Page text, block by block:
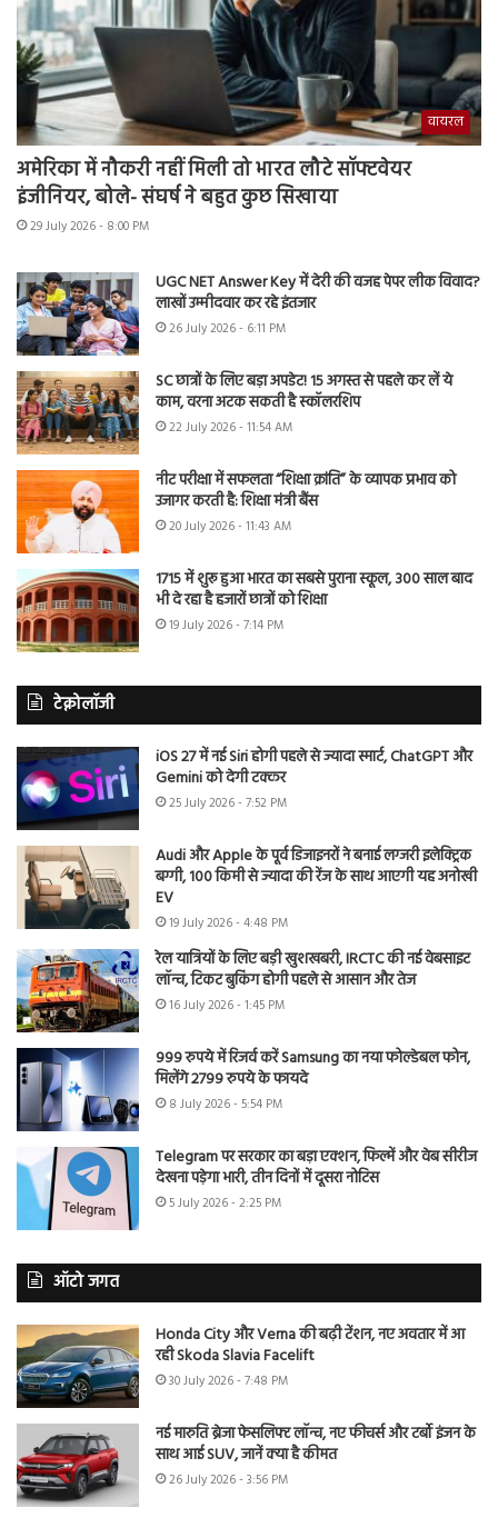
वायरल
अमेरिका में नौकरी नहीं मिली तो भारत लौटे सॉफ्टवेयर
इंजीनियर, बोले- संघर्ष ने बहुत कुछ सिखाया
29 July 2026 - 8:00 PM
UGC NET Answer Key में देरी की वजह पेपर लीक विवाद?
लाखों उम्मीदवार कर रहे इंतजार
26 July 2026 - 6:11 PM
SC छात्रों के लिए बड़ा अपडेट! 15 अगस्त से पहले कर लें ये
काम, वरना अटक सकती है स्कॉलरशिप
22 July 2026 - 11:54 AM
नीट परीक्षा में सफलता “शिक्षा क्रांति” के व्यापक प्रभाव को
उजागर करती है: शिक्षा मंत्री बैंस
20 July 2026 - 11:43 AM
1715 में शुरू हुआ भारत का सबसे पुराना स्कूल, 300 साल बाद
भी दे रहा है हजारों छात्रों को शिक्षा
19 July 2026 - 7:14 PM
टेक्नोलॉजी
iOS 27 में नई Siri होगी पहले से ज्यादा स्मार्ट, ChatGPT और
Gemini को देगी टक्कर
25 July 2026 - 7:52 PM
Audi और Apple के पूर्व डिजाइनरों ने बनाई लग्जरी इलेक्ट्रिक
बग्गी, 100 किमी से ज्यादा की रेंज के साथ आएगी यह अनोखी
EV
19 July 2026 - 4:48 PM
रेल यात्रियों के लिए बड़ी खुशखबरी, IRCTC की नई वेबसाइट
लॉन्च, टिकट बुकिंग होगी पहले से आसान और तेज
16 July 2026 - 1:45 PM
999 रुपये में रिजर्व करें Samsung का नया फोल्डेबल फोन,
मिलेंगे 2799 रुपये के फायदे
8 July 2026 - 5:54 PM
Telegram पर सरकार का बड़ा एक्शन, फिल्में और वेब सीरीज
देखना पड़ेगा भारी, तीन दिनों में दूसरा नोटिस
5 July 2026 - 2:25 PM
ऑटो जगत
Honda City और Verna की बढ़ी टेंशन, नए अवतार में आ
रही Skoda Slavia Facelift
30 July 2026 - 7:48 PM
नई मारुति ब्रेजा फेसलिफ्ट लॉन्च, नए फीचर्स और टर्बो इंजन के
साथ आई SUV, जानें क्या है कीमत
26 July 2026 - 3:56 PM